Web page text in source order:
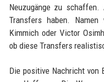
Neuzugänge zu
Transfers haben.
Kimmich oder Victor
ob diese Transfers
Die positive Nachricht von